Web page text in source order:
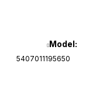
Model:
5407011195650